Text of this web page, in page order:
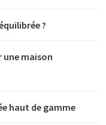
?
une maison
haut de gamme